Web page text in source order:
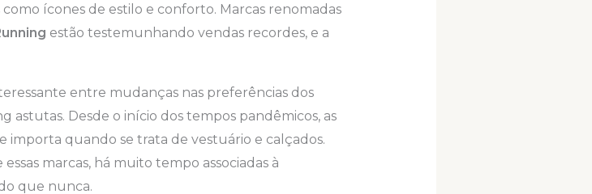
ícones de estilo e conforto. Marcas renomadas
estão testemunhando vendas recordes, e a
entre mudanças nas preferências dos
astutas. Desde o início dos tempos pandêmicos, as
importa quando se trata de vestuário e calçados.
marcas, há muito tempo associadas à
que nunca.